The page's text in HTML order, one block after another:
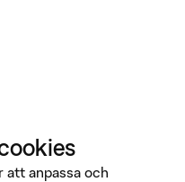
att anpassa och